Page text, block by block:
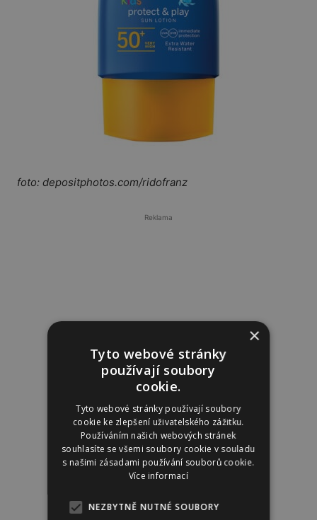
foto: depositphotos.com/ridofranz
Reklama
×
Tyto webové stránky
používají soubory
cookie.
Tyto webové stránky používají soubory
cookie ke zlepšení uživatelského zážitku.
Používáním našich webových stránek
souhlasíte se všemi soubory cookie v souladu
s našimi zásadami používání souborů cookie.
Více informací
NEZBYTNĚ NUTNÉ SOUBORY